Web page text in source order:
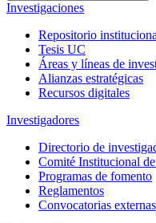
Investigaciones
Repositorio
Tesis UC
Áreas y líneas de
Alianzas estratégicas
Recursos digitales
Investigadores
Directorio de
Comité Institucional
Programas de fomento
Reglamentos
Convocatorias externas